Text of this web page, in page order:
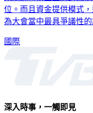
位。而且資金提供模式
為大會當中最具爭議性的
國際
深入時事，一觸即見